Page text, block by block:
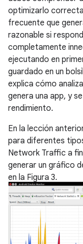
optimizarlo
frecuente que
razonable si
completamente
ejecutando en
guardado en un
explica cómo
genera una app, y
rendimiento.
En la lección
para diferentes
Network Traffic a
generar un gráfico
en la Figura 3.